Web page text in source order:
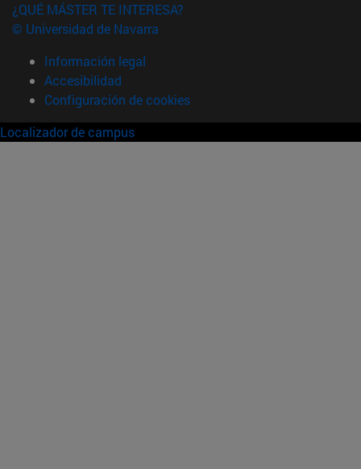
¿QUÉ MÁSTER TE INTERESA?
© Universidad de Navarra
Información legal
Accesibilidad
Configuración de cookies
Localizador de campus